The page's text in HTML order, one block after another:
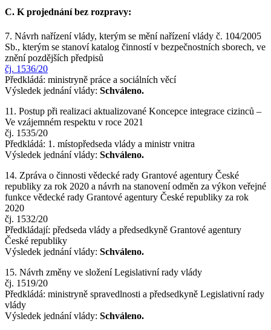
C. K projednání bez rozpravy:
7. Návrh nařízení vlády, kterým se mění nařízení vlády č. 104/2005
Sb., kterým se stanoví katalog činností v bezpečnostních sborech, ve
znění pozdějších předpisů
čj. 1536/20
Předkládá: ministryně práce a sociálních věcí
Výsledek jednání vlády: Schváleno.
11. Postup při realizaci aktualizované Koncepce integrace cizinců –
Ve vzájemném respektu v roce 2021
čj. 1535/20
Předkládá: 1. místopředseda vlády a ministr vnitra
Výsledek jednání vlády: Schváleno.
14. Zpráva o činnosti vědecké rady Grantové agentury České
republiky za rok 2020 a návrh na stanovení odměn za výkon veřejné
funkce vědecké rady Grantové agentury České republiky za rok
2020
čj. 1532/20
Předkládají: předseda vlády a předsedkyně Grantové agentury
České republiky
Výsledek jednání vlády: Schváleno.
15. Návrh změny ve složení Legislativní rady vlády
čj. 1519/20
Předkládá: ministryně spravedlnosti a předsedkyně Legislativní rady
vlády
Výsledek jednání vlády: Schváleno.